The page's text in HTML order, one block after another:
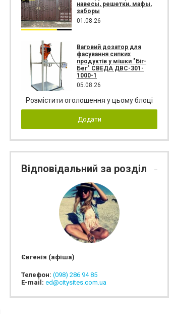
навесы, решетки, мафы,
заборы
01.08.26
Ваговий дозатор для
фасування сипких
продуктів у мішки "Біг-
Бег" СВЕДА ДВС-301-
1000-1
05.08.26
Розмістити оголошення у цьому блоці
Додати
Відповідальний за розділ
Євгенія (афіша)
Телефон: (098) 286 94 85
E-mail: ed@citysites.com.ua